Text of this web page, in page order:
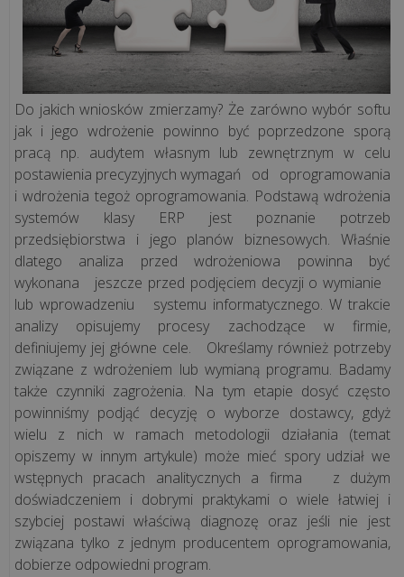
wszystkie
>>
KSEF
Jak
przygotować
firmę
na
KSeF?
8
kroków
do
skutecznego
wdroż...
KSeF
a
kasa
fiskalna.
Co
musisz
Do jakich wniosków zmierzamy? Że zarówno wybór softu
jak i jego wdrożenie powinno być poprzedzone sporą
pracą np. audytem własnym lub zewnętrznym w celu
postawienia precyzyjnych wymagań od oprogramowania
i wdrożenia tegoż oprogramowania. Podstawą wdrożenia
systemów klasy ERP jest poznanie potrzeb
przedsiębiorstwa i jego planów biznesowych. Właśnie
dlatego analiza przed wdrożeniowa powinna być
wykonana jeszcze przed podjęciem decyzji o wymianie
lub wprowadzeniu systemu informatycznego. W trakcie
analizy opisujemy procesy zachodzące w firmie,
definiujemy jej główne cele. Określamy również potrzeby
związane z wdrożeniem lub wymianą programu. Badamy
także czynniki zagrożenia. Na tym etapie dosyć często
powinniśmy podjąć decyzję o wyborze dostawcy, gdyż
wielu z nich w ramach metodologii działania (temat
opiszemy w innym artykule) może mieć spory udział we
wstępnych pracach analitycznych a firma z dużym
doświadczeniem i dobrymi praktykami o wiele łatwiej i
szybciej postawi właściwą diagnozę oraz jeśli nie jest
związana tylko z jednym producentem oprogramowania,
dobierze odpowiedni program.